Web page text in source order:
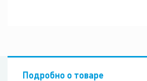
Подробно о товаре